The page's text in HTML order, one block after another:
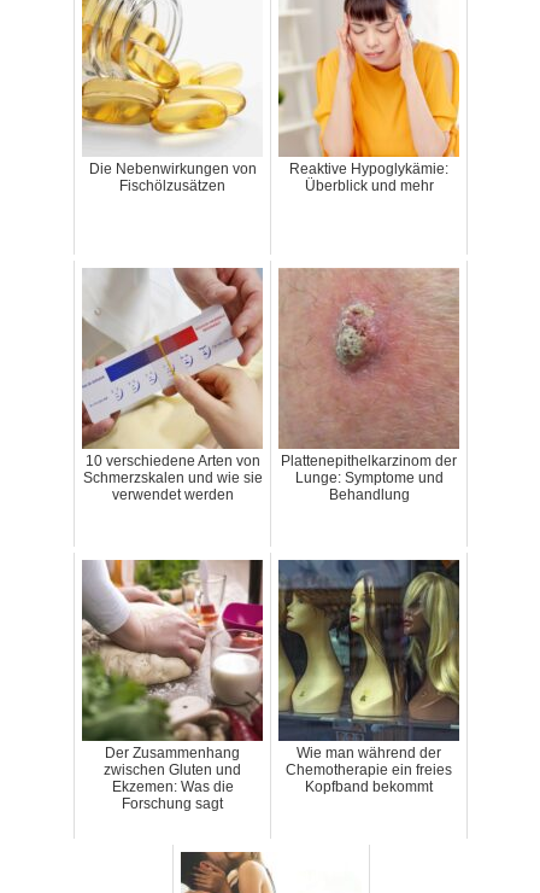
Die Nebenwirkungen von
Fischölzusätzen
Reaktive Hypoglykämie:
Überblick und mehr
10 verschiedene Arten von
Schmerzskalen und wie sie
verwendet werden
Plattenepithelkarzinom der
Lunge: Symptome und
Behandlung
Der Zusammenhang
zwischen Gluten und
Ekzemen: Was die
Forschung sagt
Wie man während der
Chemotherapie ein freies
Kopfband bekommt